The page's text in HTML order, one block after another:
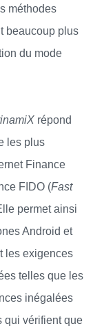
méthodes
beaucoup plus
du mode
répond
les plus
Finance
FIDO (Fast
permet ainsi
Android et
les exigences
telles que les
inégalées
qui vérifient que